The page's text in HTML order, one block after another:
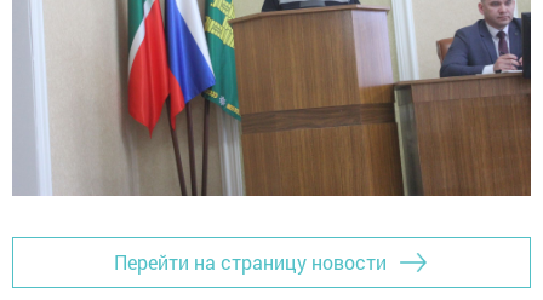
Перейти на страницу новости